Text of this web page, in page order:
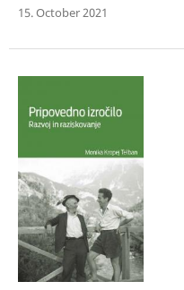
15. October 2021